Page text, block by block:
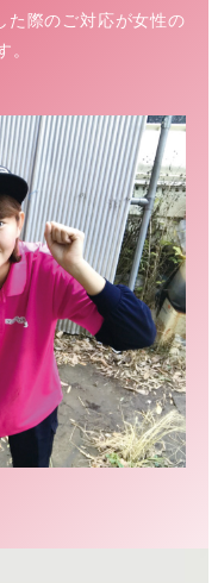
た際のご対応が女性の